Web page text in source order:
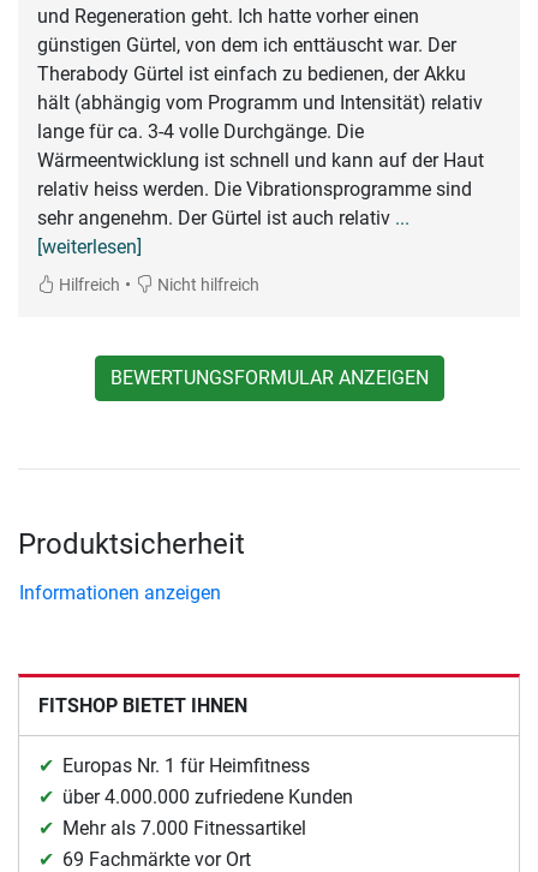
und Regeneration geht. Ich hatte vorher einen
günstigen Gürtel, von dem ich enttäuscht war. Der
Therabody Gürtel ist einfach zu bedienen, der Akku
hält (abhängig vom Programm und Intensität) relativ
lange für ca. 3-4 volle Durchgänge. Die
Wärmeentwicklung ist schnell und kann auf der Haut
relativ heiss werden. Die Vibrationsprogramme sind
sehr angenehm. Der Gürtel ist auch relativ ...
[weiterlesen]
Hilfreich • Nicht hilfreich
BEWERTUNGSFORMULAR ANZEIGEN
Produktsicherheit
Informationen anzeigen
FITSHOP BIETET IHNEN
Europas Nr. 1 für Heimfitness
über 4.000.000 zufriedene Kunden
Mehr als 7.000 Fitnessartikel
69 Fachmärkte vor Ort